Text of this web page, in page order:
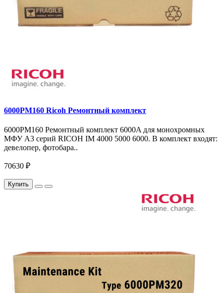
6000PM160 Ricoh Ремонтный комплект
6000PM160 Ремонтный комплект 6000A для монохромных
МФУ A3 серий RICOH IM 4000 5000 6000. В комплект входят:
девелопер, фотобара..
70630 ₽
Купить